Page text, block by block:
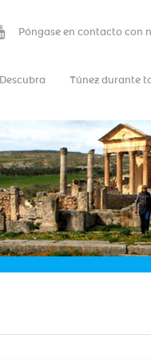
Póngase en contacto con
Descubra Túnez durante